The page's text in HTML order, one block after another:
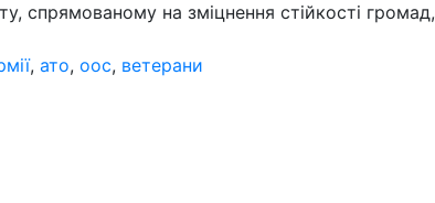
спрямованому на зміцнення стійкості громад,
, ато, оос, ветерани